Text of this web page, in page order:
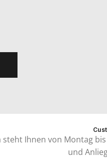
steht Ihnen von Montag
und